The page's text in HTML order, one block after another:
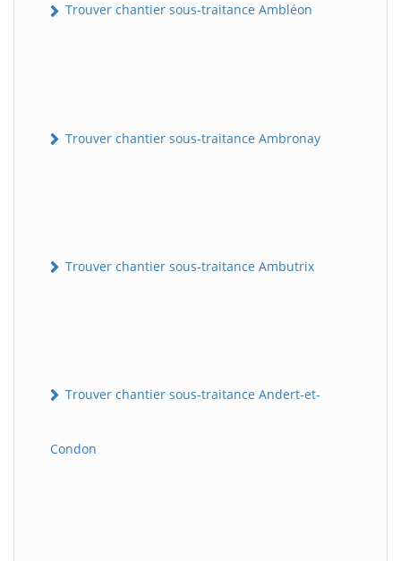
Trouver chantier sous-traitance Ambléon
Trouver chantier sous-traitance Ambronay
Trouver chantier sous-traitance Ambutrix
Trouver chantier sous-traitance Andert-et-
Condon